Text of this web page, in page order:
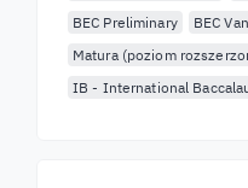
BEC Preliminary
BEC
Matura (poziom
IB - International